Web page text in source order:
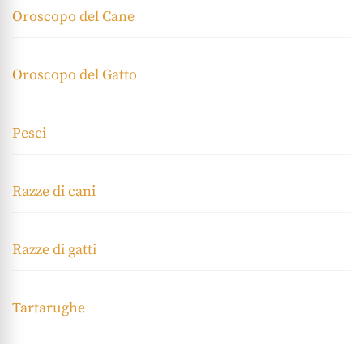
Oroscopo del Cane
Oroscopo del Gatto
Pesci
Razze di cani
Razze di gatti
Tartarughe